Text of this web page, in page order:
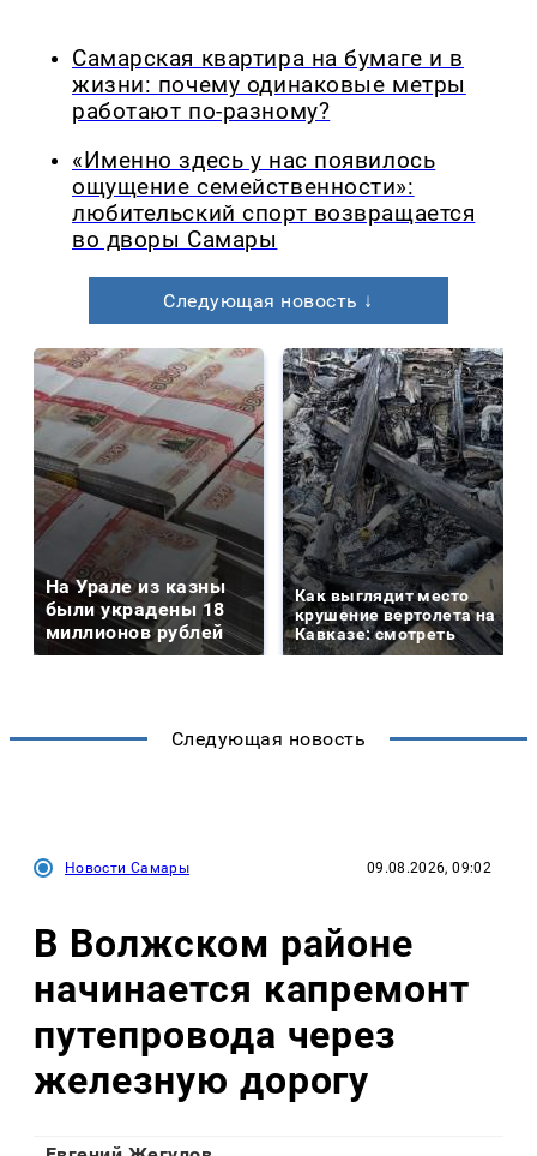
Самарская квартира на бумаге и в
жизни: почему одинаковые метры
работают по-разному?
«Именно здесь у нас появилось
ощущение семейственности»:
любительский спорт возвращается
во дворы Самары
Следующая новость ↓
На Урале из казны
были украдены 18
миллионов рублей
Как выглядит место
крушение вертолета на
Кавказе: смотреть
Следующая новость
Новости Самары 09.08.2026, 09:02
В Волжском районе
начинается капремонт
путепровода через
железную дорогу